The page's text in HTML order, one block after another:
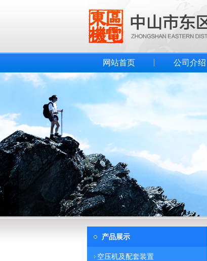
网站首页 公司介绍
产品展示
空压机及配套装置